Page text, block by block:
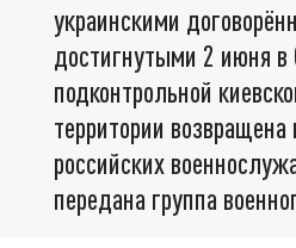
украинскими
достигнутыми 2 июня в
подконтрольной
территории возвращена
российских
передана группа